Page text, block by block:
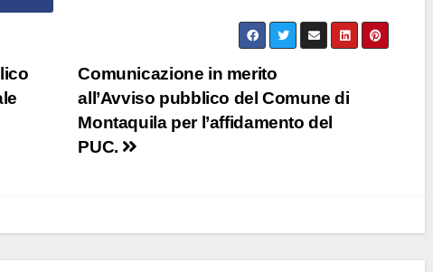
Comunicazione in merito
all’Avviso pubblico del Comune di
Montaquila per l’affidamento del
PUC.